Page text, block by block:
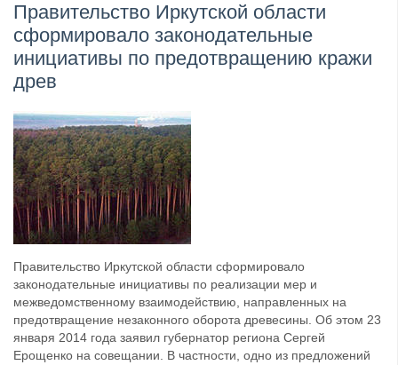
Правительство Иркутской области
сформировало законодательные
инициативы по предотвращению кражи
древ
Правительство Иркутской области сформировало
законодательные инициативы по реализации мер и
межведомственному взаимодействию, направленных на
предотвращение незаконного оборота древесины. Об этом 23
января 2014 года заявил губернатор региона Сергей
Ерощенко на совещании. В частности, одно из предложений